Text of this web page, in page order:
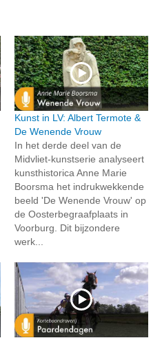
Kunst in LV: Albert Termote &
De Wenende Vrouw
In het derde deel van de
Midvliet-kunstserie analyseert
kunsthistorica Anne Marie
Boorsma het indrukwekkende
beeld 'De Wenende Vrouw' op
de Oosterbegraafplaats in
Voorburg. Dit bijzondere
werk...